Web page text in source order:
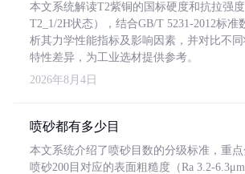
本文系统解读T2紫铜的国标硬度和抗拉强
T2_1/2H状态），结合GB/T 5231-2012标准
析其力学性能指标及影响因素，并对比不
特性差异，为工业选材提供参考。
2026年8月4日
喷砂都有多少目
本文系统介绍了喷砂目数的分级标准，重
喷砂200目对应的表面粗糙度（Ra 3.2-